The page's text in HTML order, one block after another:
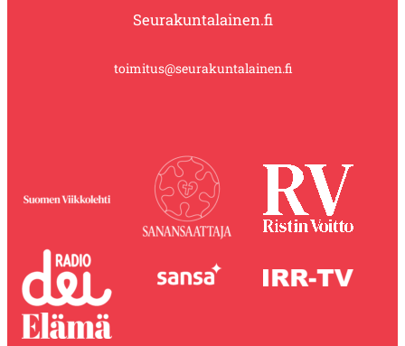
Seurakuntalainen.fi
toimitus@seurakuntalainen.fi